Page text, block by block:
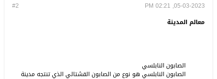
#2
05-03-2023, 02:21 PM
معالم المدينة
الصابون النابلسي
الصابون النابلسي هو نوع من الصابون القشتالي الذي تنتجه مدينة